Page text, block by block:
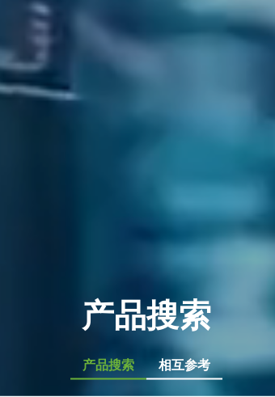
产品搜索
产品搜索 相互参考